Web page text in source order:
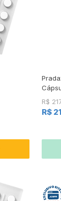
R$
R$